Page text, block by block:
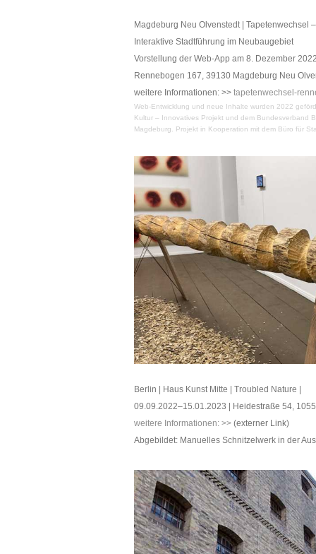
Magdeburg Neu Olvenstedt | Tapetenwechsel
Interaktive Stadtführung im Neubaugebiet
Vorstellung der Web-App am 8. Dezember
Rennebogen 167, 39130 Magdeburg Neu
weitere Informationen: >> tapetenwechsel-
Web-Entwicklung und neue Inhalte wurden 2022
Kultur – Innovatives Projekt und dem Bundesverband
Magdeburg. Projekt in Kooperation mit dem Büro für
Berlin | Haus Kunst Mitte | Troubled Nature |
09.09.2022–15.01.2023 | Heidestraße 54,
weitere Informationen: >> (externer Link)
Abgebildet: Manuelles Schnitzelwerk in der